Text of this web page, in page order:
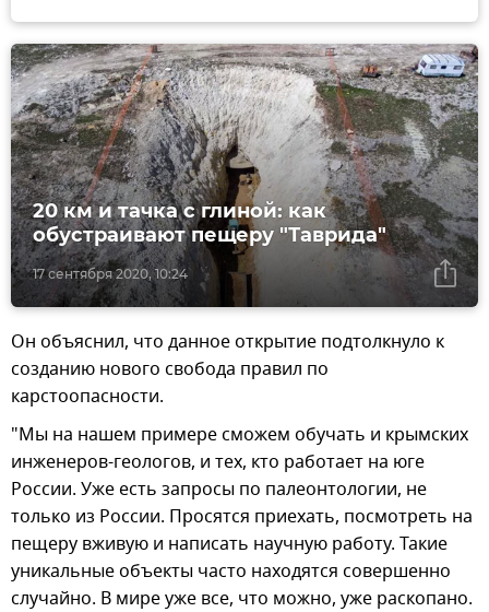
17 сентября 2020, 10:24
20 км и тачка с глиной: как
обустраивают пещеру "Таврида"
Он объяснил, что данное открытие подтолкнуло к
созданию нового свобода правил по
карстоопасности.
"Мы на нашем примере сможем обучать и крымских
инженеров-геологов, и тех, кто работает на юге
России. Уже есть запросы по палеонтологии, не
только из России. Просятся приехать, посмотреть на
пещеру вживую и написать научную работу. Такие
уникальные объекты часто находятся совершенно
случайно. В мире уже все, что можно, уже раскопано.